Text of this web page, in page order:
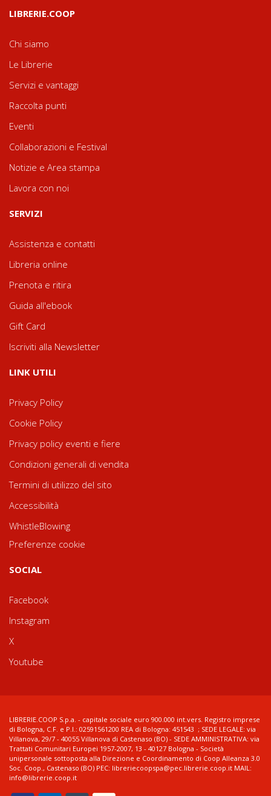
LIBRERIE.COOP
Chi siamo
Le Librerie
Servizi e vantaggi
Raccolta punti
Eventi
Collaborazioni e Festival
Notizie e Area stampa
Lavora con noi
SERVIZI
Assistenza e contatti
Libreria online
Prenota e ritira
Guida all'ebook
Gift Card
Iscriviti alla Newsletter
LINK UTILI
Privacy Policy
Cookie Policy
Privacy policy eventi e fiere
Condizioni generali di vendita
Termini di utilizzo del sito
Accessibilità
WhistleBlowing
Preferenze cookie
SOCIAL
Facebook
Instagram
X
Youtube
LIBRERIE.COOP S.p.a. - capitale sociale euro 900.000 int.vers. Registro imprese
di Bologna, C.F. e P.I.: 02591561200 REA di Bologna: 451543 ; SEDE LEGALE: via
Villanova, 29/7 - 40055 Villanova di Castenaso (BO) - SEDE AMMINISTRATIVA: via
Trattati Comunitari Europei 1957-2007, 13 - 40127 Bologna - Società
unipersonale sottoposta alla Direzione e Coordinamento di Coop Alleanza 3.0
Soc. Coop., Castenaso (BO) PEC: libreriecoopspa@pec.librerie.coop.it MAIL:
info@librerie.coop.it